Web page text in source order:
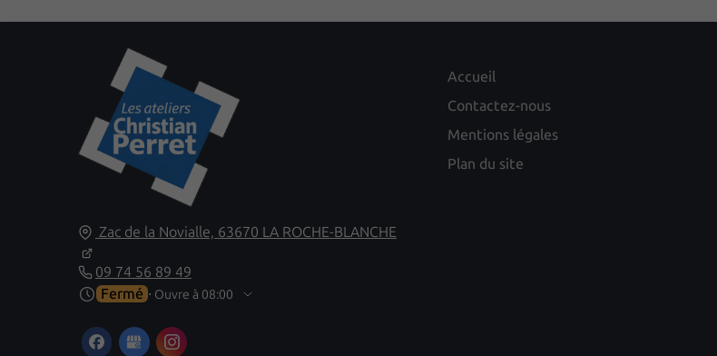
Zac de la Novialle, 63670 LA ROCHE-BLANCHE
09 74 56 89 49
Fermé ⋅ Ouvre à 08:00
Accueil
Contactez-nous
Mentions légales
Plan du site